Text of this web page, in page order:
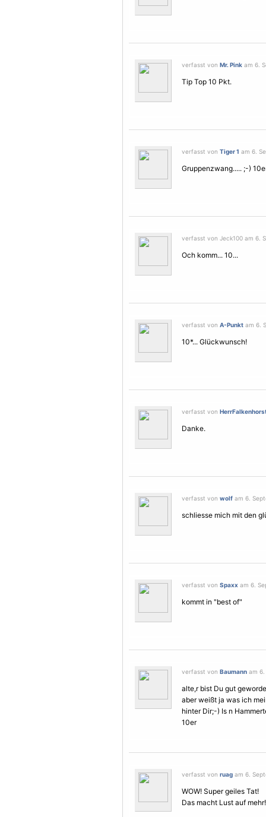
verfasst von Mr. Pink am 6.
Tip Top 10 Pkt.
verfasst von Tiger 1 am 6.
Gruppenzwang..... ;-)
verfasst von Jeck100 am 6.
Och komm... 10...
verfasst von A-Punkt am 6.
10*... Glückwunsch!
verfasst von
Danke.
verfasst von wolf am 6.
schliesse mich mit den
verfasst von Spaxx am 6.
kommt in "best of"
verfasst von Baumann am 6.
alte,r bist Du gut
aber weißt ja was ich
hinter Dir;-) Is n
10er
verfasst von ruag am 6.
WOW! Super geiles Tat!
Das macht Lust auf